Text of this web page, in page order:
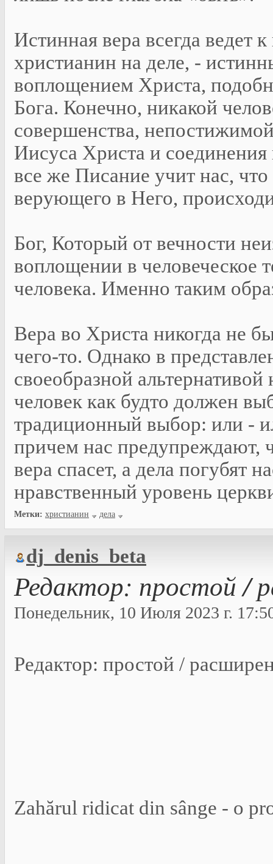
Истинная вера всегда ведет
христианин на деле, -
воплощением Христа,
Бога. Конечно, никакой
совершенства,
Иисуса Христа и
все же Писание учит нас,
верующего в Него,
Бог, Который от вечности
воплощении в человеческое
человека. Именно таким
Вера во Христа никогда не
чего-то. Однако в
своеобразной
человек как будто должен
традиционный выбор: или -
причем нас предупреждают,
вера спасет, а дела погубят
нравственный уровень
Метки: христианин дела
dj_denis_beta
Редактор: простой /
Понедельник, 10 Июля 2023 г.
Редактор: простой /
Zahărul ridicat din sânge - o